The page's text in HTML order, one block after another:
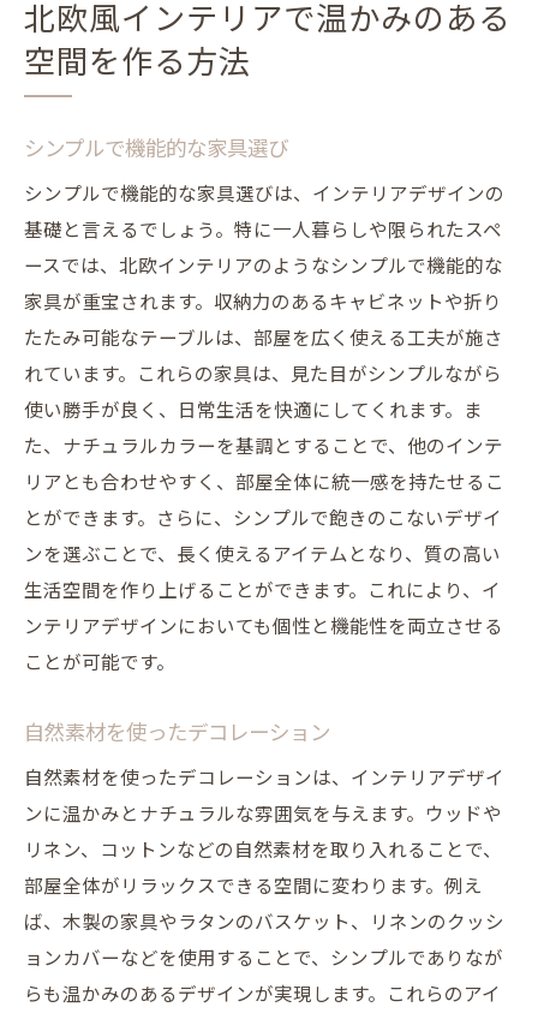
北欧風インテリアで温かみのある
空間を作る方法
シンプルで機能的な家具選び
シンプルで機能的な家具選びは、インテリアデザインの
基礎と言えるでしょう。特に一人暮らしや限られたスペ
ースでは、北欧インテリアのようなシンプルで機能的な
家具が重宝されます。収納力のあるキャビネットや折り
たたみ可能なテーブルは、部屋を広く使える工夫が施さ
れています。これらの家具は、見た目がシンプルながら
使い勝手が良く、日常生活を快適にしてくれます。ま
た、ナチュラルカラーを基調とすることで、他のインテ
リアとも合わせやすく、部屋全体に統一感を持たせるこ
とができます。さらに、シンプルで飽きのこないデザイ
ンを選ぶことで、長く使えるアイテムとなり、質の高い
生活空間を作り上げることができます。これにより、イ
ンテリアデザインにおいても個性と機能性を両立させる
ことが可能です。
自然素材を使ったデコレーション
自然素材を使ったデコレーションは、インテリアデザイ
ンに温かみとナチュラルな雰囲気を与えます。ウッドや
リネン、コットンなどの自然素材を取り入れることで、
部屋全体がリラックスできる空間に変わります。例え
ば、木製の家具やラタンのバスケット、リネンのクッシ
ョンカバーなどを使用することで、シンプルでありなが
らも温かみのあるデザインが実現します。これらのアイ